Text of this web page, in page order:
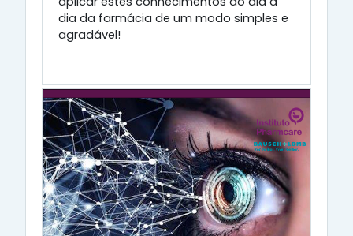
dia da farmácia de um modo simples e
agradável!